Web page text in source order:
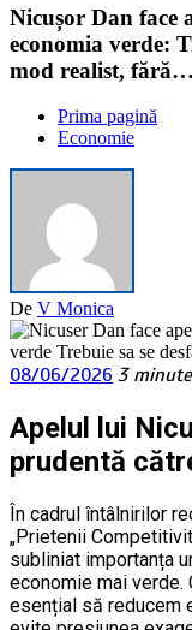
Nicușor Dan face
economia verde:
mod realist, fără…
Prima pagină
Economie
De V Monica
08/06/2026 3 minute
Apelul lui
prudentă
În cadrul întâlnirilor
„Prietenii
subliniat importanța
economie mai
esențial să reducem